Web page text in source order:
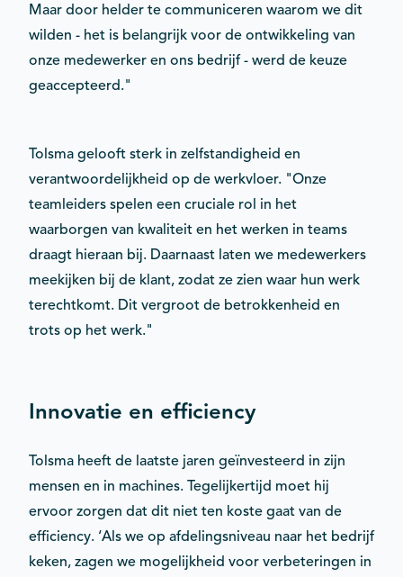
Maar door helder te communiceren waarom we dit
wilden - het is belangrijk voor de ontwikkeling van
onze medewerker en ons bedrijf - werd de keuze
geaccepteerd."
Tolsma gelooft sterk in zelfstandigheid en
verantwoordelijkheid op de werkvloer. "Onze
teamleiders spelen een cruciale rol in het
waarborgen van kwaliteit en het werken in teams
draagt hieraan bij. Daarnaast laten we medewerkers
meekijken bij de klant, zodat ze zien waar hun werk
terechtkomt. Dit vergroot de betrokkenheid en
trots op het werk."
Innovatie en efficiency
Tolsma heeft de laatste jaren geïnvesteerd in zijn
mensen en in machines. Tegelijkertijd moet hij
ervoor zorgen dat dit niet ten koste gaat van de
efficiency. ‘Als we op afdelingsniveau naar het bedrijf
keken, zagen we mogelijkheid voor verbeteringen in